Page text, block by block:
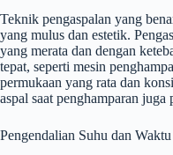
Teknik pengaspalan yang
yang mulus dan estetik.
yang merata dan dengan
tepat, seperti mesin
permukaan yang rata dan
aspal saat penghamparan
Pengendalian Suhu dan Waktu